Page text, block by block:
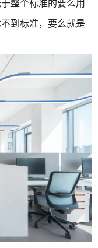
整个标准的要么用
到标准，要么就是